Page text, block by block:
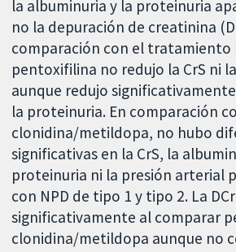
la albuminuria y la proteinuria
no la depuración de creatinina
comparación con el tratamiento
pentoxifilina no redujo la CrS ni
aunque redujo
la proteinuria. En comparación
clonidina/metildopa, no hubo
significativas en la CrS, la
proteinuria ni la presión arterial
con NPD de tipo 1 y tipo 2. La
significativamente al comparar
clonidina/metildopa aunque no